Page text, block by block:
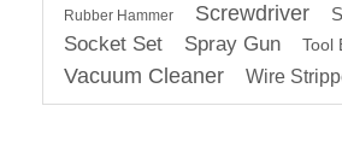
Rubber Hammer Screwdriver
Socket Set Spray Gun Tool
Vacuum Cleaner Wire